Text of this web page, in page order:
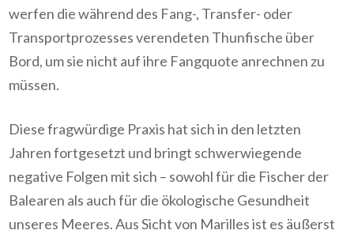
werfen die während des Fang-, Transfer- oder
Transportprozesses verendeten Thunfische über
Bord, um sie nicht auf ihre Fangquote anrechnen zu
müssen.
Diese fragwürdige Praxis hat sich in den letzten
Jahren fortgesetzt und bringt schwerwiegende
negative Folgen mit sich – sowohl für die Fischer der
Balearen als auch für die ökologische Gesundheit
unseres Meeres. Aus Sicht von Marilles ist es äußerst